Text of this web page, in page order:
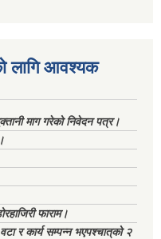
लागि आवश्यक
माग गरेको निवेदन पत्र।
फाराम।
र कार्य सम्पन्न भएपश्चात्‌को २